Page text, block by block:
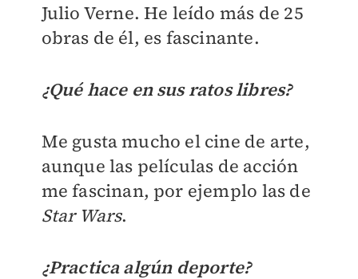
Julio Verne. He leído más de 25
obras de él, es fascinante.
¿Qué hace en sus ratos libres?
Me gusta mucho el cine de arte,
aunque las películas de acción
me fascinan, por ejemplo las de
Star Wars.
¿Practica algún deporte?